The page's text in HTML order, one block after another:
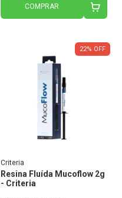
COMPRAR
22% OFF
Criteria
Resina Fluída Mucoflow 2g
- Criteria